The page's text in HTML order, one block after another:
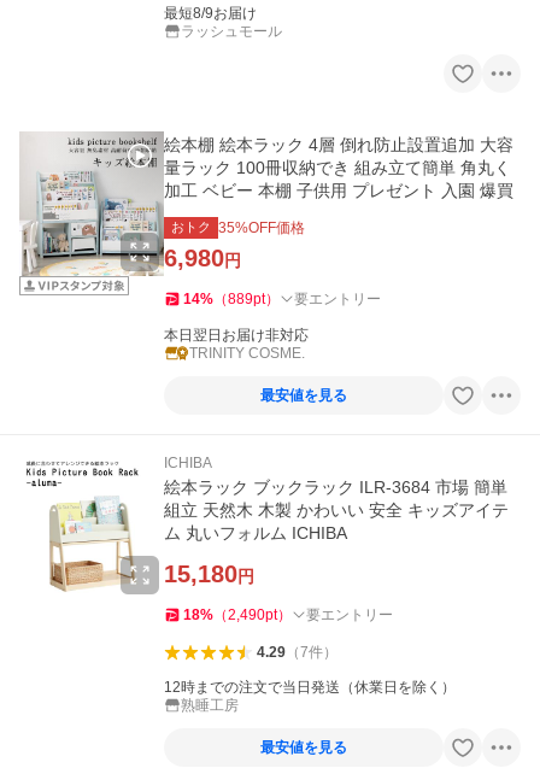
最短8/9お届け
ラッシュモール
絵本棚 絵本ラック 4層 倒れ防止設置追加 大容
量ラック 100冊収納でき 組み立て簡単 角丸く
加工 ベビー 本棚 子供用 プレゼント 入園 爆買
おトク 35%OFF価格
6,980円
14% （889pt） 要エントリー
本日翌日お届け非対応
TRINITY COSME.
最安値を見る
ICHIBA
絵本ラック ブックラック ILR-3684 市場 簡単
組立 天然木 木製 かわいい 安全 キッズアイテ
ム 丸いフォルム ICHIBA
15,180円
18% （2,490pt） 要エントリー
4.29（7件）
12時までの注文で当日発送（休業日を除く）
熟睡工房
最安値を見る